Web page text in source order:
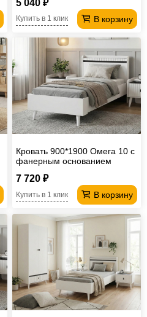
5 040 ₽
В корзину
Купить в 1 клик
Кровать 900*1900 Омега 10 с
фанерным основанием
7 720 ₽
В корзину
Купить в 1 клик